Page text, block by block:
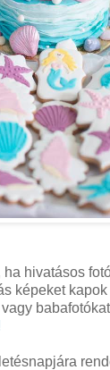
ha hivatásos
képeket